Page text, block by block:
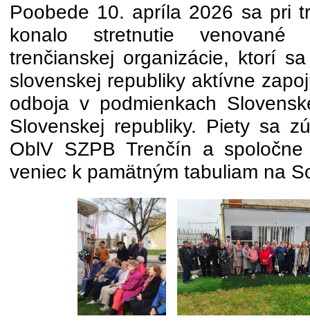
Poobede 10. apríla 2026 sa pri
konalo stretnutie venované
trenčianskej organizácie, ktorí
slovenskej republiky aktívne
odboja v podmienkach
Slovenskej republiky. Piety sa
OblV SZPB Trenčín a
veniec k pamätným tabuliam na